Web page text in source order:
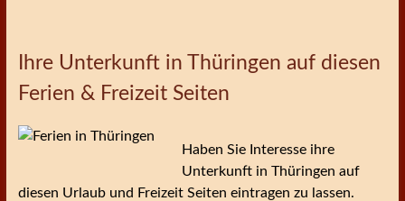
Ihre Unterkunft in Thüringen auf diesen
Ferien & Freizeit Seiten
Haben Sie Interesse ihre
Unterkunft in Thüringen auf
diesen Urlaub und Freizeit Seiten eintragen zu lassen.